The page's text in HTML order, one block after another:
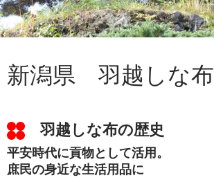
新潟県 羽越しな布
羽越しな布の歴史
平安時代に貢物として活用。
庶民の身近な生活用品に